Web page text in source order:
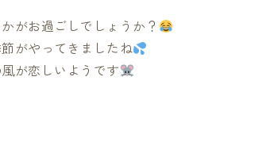
がお過ごしでしょうか？
がやってきましたね
が恋しいようです